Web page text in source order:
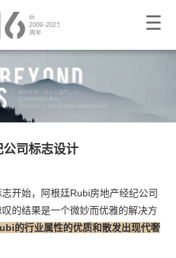
☰
司标志设计
开始，阿根廷Rubi房地产经纪公司
的结果是一个微妙而优雅的解决方
的行业属性的优质和散发出现代奢